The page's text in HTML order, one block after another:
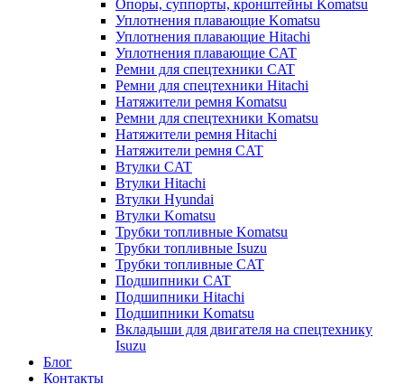
Опоры, суппорты, кронштейны Komatsu
Уплотнения плавающие Komatsu
Уплотнения плавающие Hitachi
Уплотнения плавающие CAT
Ремни для спецтехники CAT
Ремни для спецтехники Hitachi
Натяжители ремня Komatsu
Ремни для спецтехники Komatsu
Натяжители ремня Hitachi
Натяжители ремня CAT
Втулки CAT
Втулки Hitachi
Втулки Hyundai
Втулки Komatsu
Трубки топливные Komatsu
Трубки топливные Isuzu
Трубки топливные CAT
Подшипники CAT
Подшипники Hitachi
Подшипники Komatsu
Вкладыши для двигателя на спецтехнику
Isuzu
Блог
Контакты